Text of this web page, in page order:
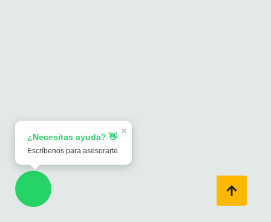
✕
¿Necesitas ayuda? 👋
Escríbenos para asesorarte.